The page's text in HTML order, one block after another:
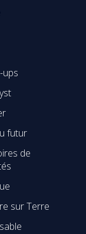
ups
futur
de
sur Terre